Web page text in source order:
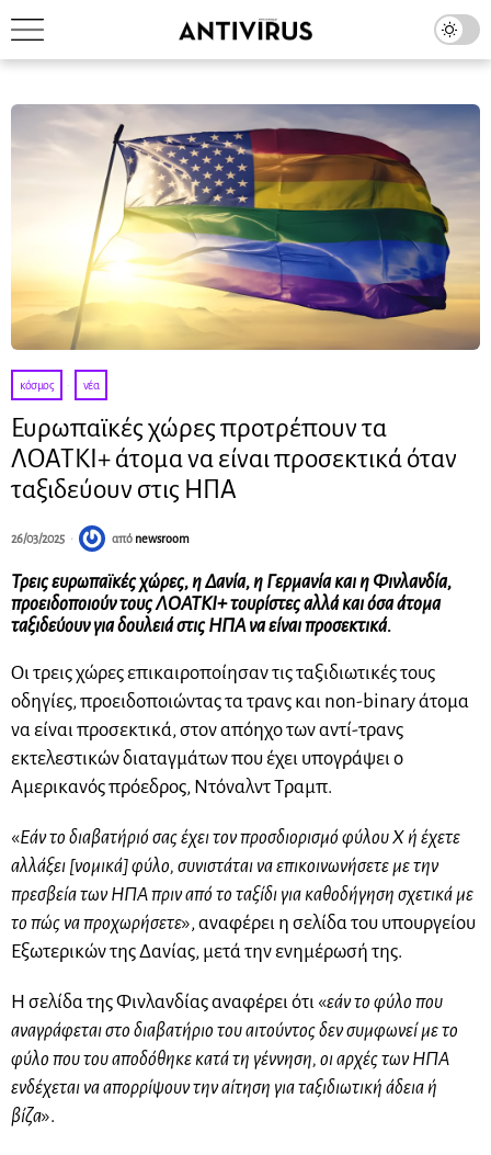
κόσμος · νέα
Ευρωπαϊκές χώρες προτρέπουν τα
ΛΟΑΤΚΙ+ άτομα να είναι προσεκτικά όταν
ταξιδεύουν στις ΗΠΑ
26/03/2025 από newsroom
Τρεις ευρωπαϊκές χώρες, η Δανία, η Γερμανία και η Φινλανδία,
προειδοποιούν τους ΛΟΑΤΚΙ+ τουρίστες αλλά και όσα άτομα
ταξιδεύουν για δουλειά στις ΗΠΑ να είναι προσεκτικά.
Οι τρεις χώρες επικαιροποίησαν τις ταξιδιωτικές τους
οδηγίες, προειδοποιώντας τα τρανς και non-binary άτομα
να είναι προσεκτικά, στον απόηχο των αντί-τρανς
εκτελεστικών διαταγμάτων που έχει υπογράψει ο
Αμερικανός πρόεδρος, Ντόναλντ Τραμπ.
«Εάν το διαβατήριό σας έχει τον προσδιορισμό φύλου Χ ή έχετε
αλλάξει [νομικά] φύλο, συνιστάται να επικοινωνήσετε με την
πρεσβεία των ΗΠΑ πριν από το ταξίδι για καθοδήγηση σχετικά με
το πώς να προχωρήσετε», αναφέρει η σελίδα του υπουργείου
Εξωτερικών της Δανίας, μετά την ενημέρωσή της.
Η σελίδα της Φινλανδίας αναφέρει ότι «εάν το φύλο που
αναγράφεται στο διαβατήριο του αιτούντος δεν συμφωνεί με το
φύλο που του αποδόθηκε κατά τη γέννηση, οι αρχές των ΗΠΑ
ενδέχεται να απορρίψουν την αίτηση για ταξιδιωτική άδεια ή
βίζα».